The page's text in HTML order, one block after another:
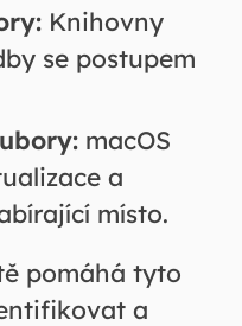
Knihovny
se postupem
macOS
a
místo.
pomáhá tyto
a